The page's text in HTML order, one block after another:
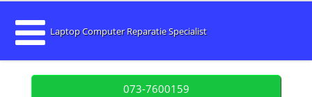
Laptop Computer Reparatie Specialist
073-7600159